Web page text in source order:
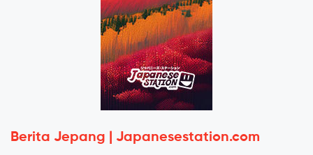
Berita Jepang | Japanesestation.com